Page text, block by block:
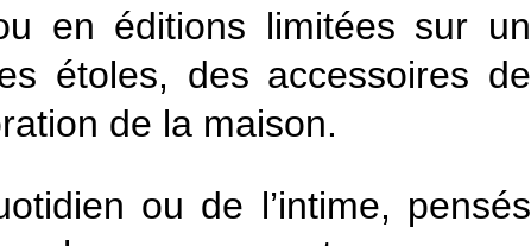
en éditions limitées sur un
étoles, des accessoires de
de la maison.
ou de l’intime, pensés